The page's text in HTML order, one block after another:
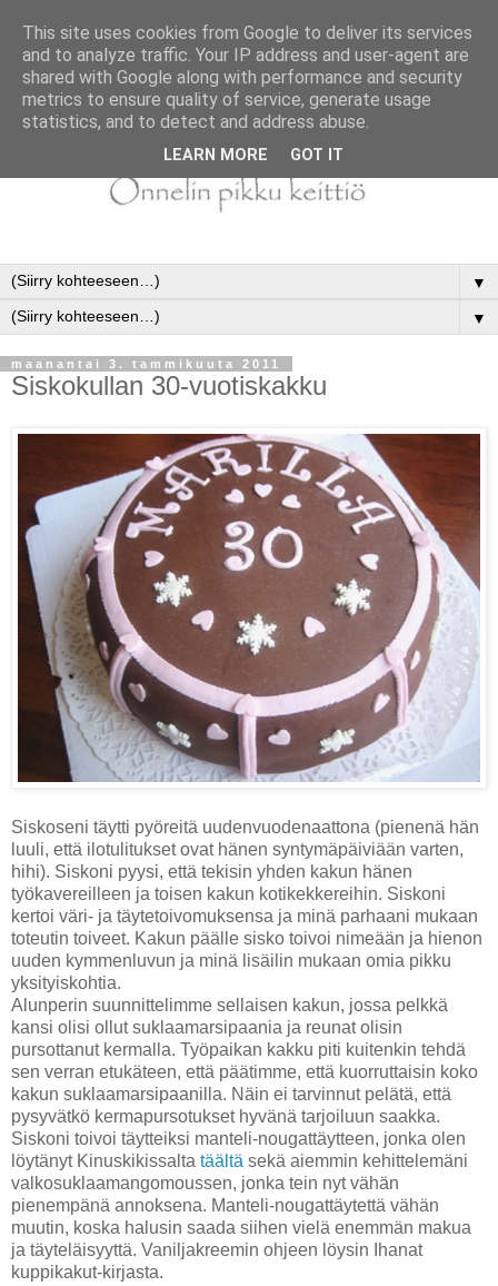
▼
▼
maanantai 3. tammikuuta 2011
Siskokullan 30-vuotiskakku
Siskoseni täytti pyöreitä uudenvuodenaattona (pienenä hän
luuli, että ilotulitukset ovat hänen syntymäpäiviään varten,
hihi). Siskoni pyysi, että tekisin yhden kakun hänen
työkavereilleen ja toisen kakun kotikekkereihin. Siskoni
kertoi väri- ja täytetoivomuksensa ja minä parhaani mukaan
toteutin toiveet. Kakun päälle sisko toivoi nimeään ja hienon
uuden kymmenluvun ja minä lisäilin mukaan omia pikku
yksityiskohtia.
Alunperin suunnittelimme sellaisen kakun, jossa pelkkä
kansi olisi ollut suklaamarsipaania ja reunat olisin
pursottanut kermalla. Työpaikan kakku piti kuitenkin tehdä
sen verran etukäteen, että päätimme, että kuorruttaisin koko
kakun suklaamarsipaanilla. Näin ei tarvinnut pelätä, että
pysyvätkö kermapursotukset hyvänä tarjoiluun saakka.
Siskoni toivoi täytteiksi manteli-nougattäytteen, jonka olen
löytänyt Kinuskikissalta täältä sekä aiemmin kehittelemäni
valkosuklaamangomoussen, jonka tein nyt vähän
pienempänä annoksena. Manteli-nougattäytettä vähän
muutin, koska halusin saada siihen vielä enemmän makua
ja täyteläisyyttä. Vaniljakreemin ohjeen löysin Ihanat
kuppikakut-kirjasta.
This site uses cookies from Google to deliver its services
and to analyze traffic. Your IP address and user-agent are
shared with Google along with performance and security
metrics to ensure quality of service, generate usage
statistics, and to detect and address abuse.
LEARN MORE GOT IT